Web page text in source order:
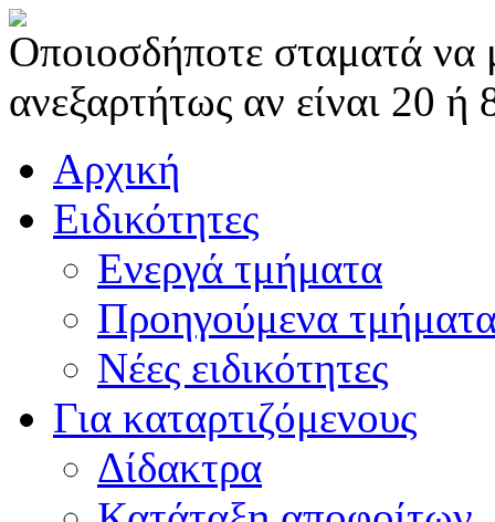
Οποιοσδήποτε σταματά να
ανεξαρτήτως αν είναι 20
Αρχική
Ειδικότητες
Ενεργά τμήματα
Προηγούμενα
Νέες ειδικότητες
Για καταρτιζόμενους
Δίδακτρα